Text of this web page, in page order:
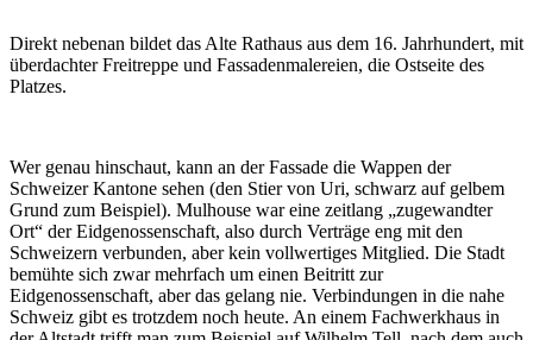
Direkt nebenan bildet das Alte Rathaus aus dem 16. Jahrhundert, mit
überdachter Freitreppe und Fassadenmalereien, die Ostseite des
Platzes.
Wer genau hinschaut, kann an der Fassade die Wappen der
Schweizer Kantone sehen (den Stier von Uri, schwarz auf gelbem
Grund zum Beispiel). Mulhouse war eine zeitlang „zugewandter
Ort“ der Eidgenossenschaft, also durch Verträge eng mit den
Schweizern verbunden, aber kein vollwertiges Mitglied. Die Stadt
bemühte sich zwar mehrfach um einen Beitritt zur
Eidgenossenschaft, aber das gelang nie. Verbindungen in die nahe
Schweiz gibt es trotzdem noch heute. An einem Fachwerkhaus in